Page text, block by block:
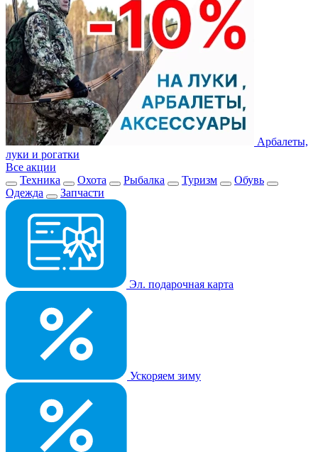
Арбалеты,
луки и рогатки
Все акции
Техника
Охота Рыбалка Туризм
Обувь
Одежда
Запчасти
Эл. подарочная карта
Ускоряем зиму